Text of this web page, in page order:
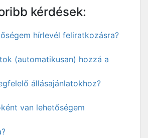
kérdések:
hírlevél feliratkozásra?
(automatikusan) hozzá a
állásajánlatokhoz?
van lehetőségem